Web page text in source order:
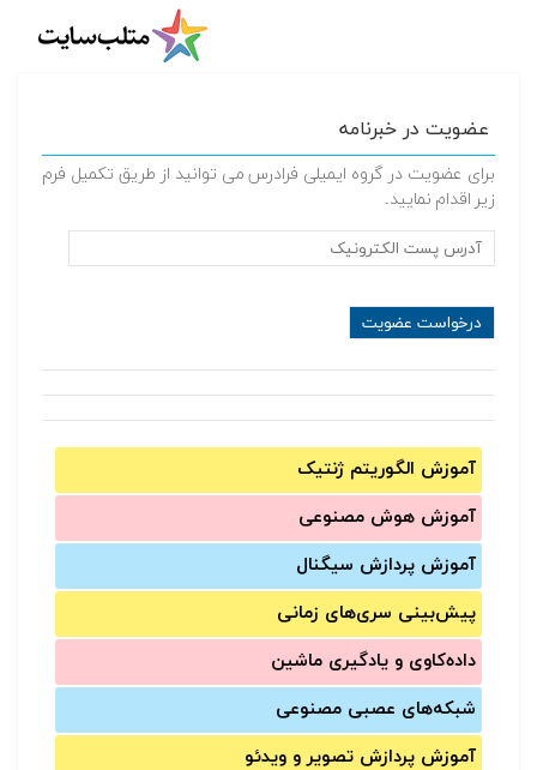
عضویت در خبرنامه
برای عضویت در گروه ایمیلی فرادرس می توانید از طریق تکمیل فرم
زیر اقدام نمایید.
آموزش الگوریتم ژنتیک
آموزش‌ هوش مصنوعی
آموزش‌ پردازش سیگنال
پیش‌‌بینی سری‌‌های زمانی
داده‌کاوی و یادگیری ماشین
شبکه‌های عصبی مصنوعی
آموزش‌ پردازش تصویر و ویدئو